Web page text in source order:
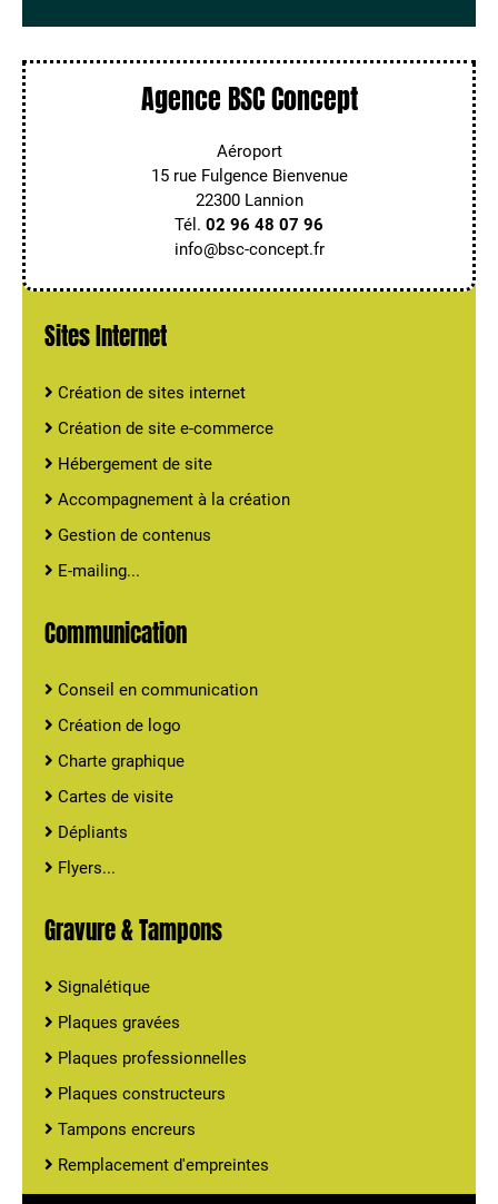
Agence BSC Concept
Aéroport
15 rue Fulgence Bienvenue
22300 Lannion
Tél. 02 96 48 07 96
info@bsc-concept.fr
Sites Internet
Création de sites internet
Création de site e-commerce
Hébergement de site
Accompagnement à la création
Gestion de contenus
E-mailing...
Communication
Conseil en communication
Création de logo
Charte graphique
Cartes de visite
Dépliants
Flyers...
Gravure & Tampons
Signalétique
Plaques gravées
Plaques professionnelles
Plaques constructeurs
Tampons encreurs
Remplacement d'empreintes